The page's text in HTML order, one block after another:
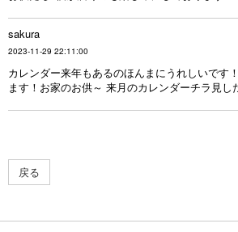
sakura
2023-11-29 22:11:00
カレンダー来年もあるのほんまにうれしいです
ます！お家のお供～ 来月のカレンダーチラ見し
戻る